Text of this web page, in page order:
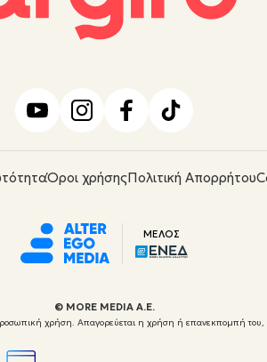
Όροι χρήσηςΠολιτική Απορρήτου
ΜΕΛΟΣ
© ΜORE MEDIA Α.Ε.
χρήση. Απαγορεύεται η χρήση ή επανεκπομπή